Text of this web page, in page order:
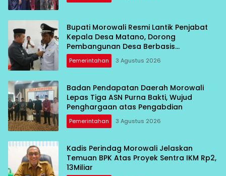
Bupati Morowali Resmi Lantik Penjabat
Kepala Desa Matano, Dorong
Pembangunan Desa Berbasis
Kebersamaan
Pemerintahan 3 Agustus 2026
Badan Pendapatan Daerah Morowali
Lepas Tiga ASN Purna Bakti, Wujud
Penghargaan atas Pengabdian
Pemerintahan 3 Agustus 2026
Kadis Perindag Morowali Jelaskan
Temuan BPK Atas Proyek Sentra IKM Rp2,
13Miliar